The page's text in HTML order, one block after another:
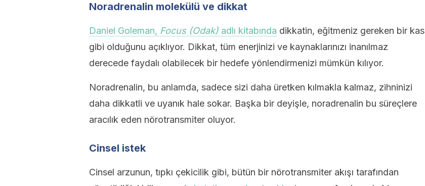
Noradrenalin molekülü ve dikkat
Daniel Goleman, Focus (Odak) adlı kitabında dikkatin, eğitmeniz gereken bir kas
gibi olduğunu açıklıyor. Dikkat, tüm enerjinizi ve kaynaklarınızı inanılmaz
derecede faydalı olabilecek bir hedefe yönlendirmenizi mümkün kılıyor.
Noradrenalin, bu anlamda, sadece sizi daha üretken kılmakla kalmaz, zihninizi
daha dikkatli ve uyanık hale sokar. Başka bir deyişle, noradrenalin bu süreçlere
aracılık eden nörotransmiter oluyor.
Cinsel istek
Cinsel arzunun, tıpkı çekicilik gibi, bütün bir nörotransmiter akışı tarafından